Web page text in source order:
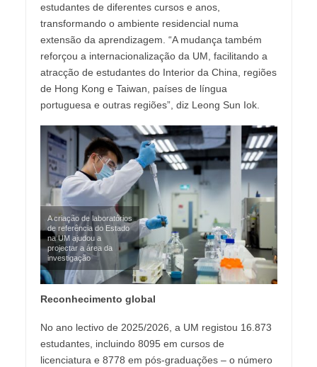
estudantes de diferentes cursos e anos,
transformando o ambiente residencial numa
extensão da aprendizagem. “A mudança também
reforçou a internacionalização da UM, facilitando a
atracção de estudantes do Interior da China, regiões
de Hong Kong e Taiwan, países de língua
portuguesa e outras regiões”, diz Leong Sun Iok.
A criação de laboratórios
de referência do Estado
na UM ajudou a
projectar a área da
investigação
Reconhecimento global
No ano lectivo de 2025/2026, a UM registou 16.873
estudantes, incluindo 8095 em cursos de
licenciatura e 8778 em pós-graduações – o número